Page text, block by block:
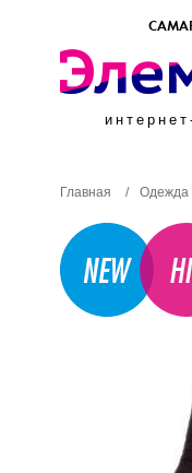
Главная / Одежда